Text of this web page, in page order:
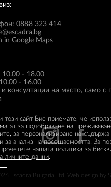
0888 323 414
in Google Maps
10.00 - 18.00
- 16.00
консултации на място, само с
Escadra Bulgaria Ltd. Web design by
този сайт Вие приемате, че
за подобряване на
за персонализиране на
за анализ на посещаемостта. За
нашата политика за
личните данни.